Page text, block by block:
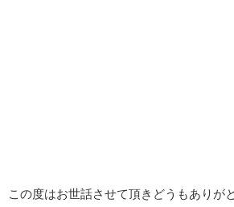
この度はお世話させて頂きどうもありが